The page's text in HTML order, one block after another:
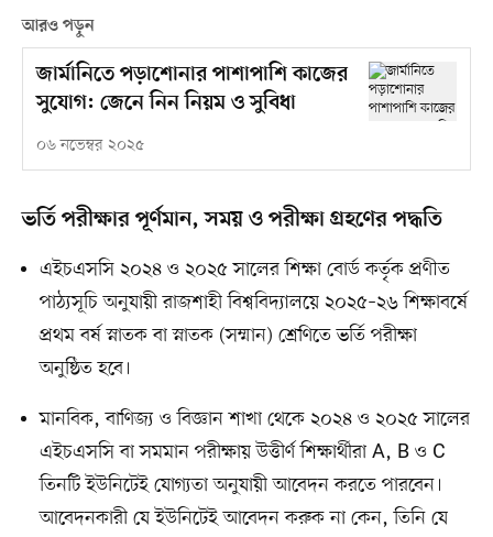
আরও পড়ুন
জার্মানিতে পড়াশোনার পাশাপাশি কাজের
সুযোগ: জেনে নিন নিয়ম ও সুবিধা
০৬ নভেম্বর ২০২৫
ভর্তি পরীক্ষার পূর্ণমান, সময় ও পরীক্ষা গ্রহণের পদ্ধতি
এইচএসসি ২০২৪ ও ২০২৫ সালের শিক্ষা বোর্ড কর্তৃক প্রণীত
পাঠ্যসূচি অনুযায়ী রাজশাহী বিশ্ববিদ্যালয়ে ২০২৫–২৬ শিক্ষাবর্ষে
প্রথম বর্ষ স্নাতক বা স্নাতক (সম্মান) শ্রেণিতে ভর্তি পরীক্ষা
অনুষ্ঠিত হবে।
মানবিক, বাণিজ্য ও বিজ্ঞান শাখা থেকে ২০২৪ ও ২০২৫ সালের
এইচএসসি বা সমমান পরীক্ষায় উত্তীর্ণ শিক্ষার্থীরা A, B ও C
তিনটি ইউনিটেই যোগ্যতা অনুযায়ী আবেদন করতে পারবেন।
আবেদনকারী যে ইউনিটেই আবেদন করুক না কেন, তিনি যে